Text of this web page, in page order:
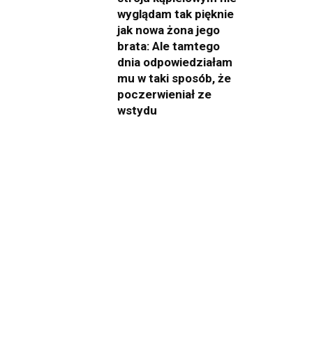
wyglądam tak pięknie
jak nowa żona jego
brata: Ale tamtego
dnia odpowiedziałam
mu w taki sposób, że
poczerwieniał ze
wstydu